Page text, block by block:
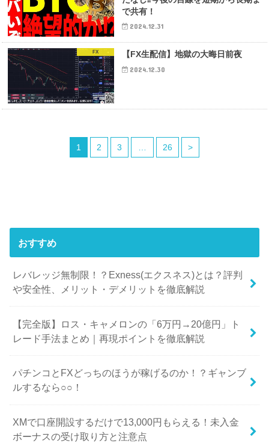
で共有！
2024.12.31
FX 【FX生配信】地獄の大晦日前夜
2024.12.30
1 2 3 26 >
おすすめ
レバレッジ無制限！？Exness(エクスネス)とは？評判
や安全性、メリット・デメリットを徹底解説
【完全版】ロス・キャメロンの「6万円→20億円」ト
レード手法まとめ｜再現ポイントを徹底解説
パチンコとFXどっちのほうが稼げるのか！？ギャンブ
ルするなら○○！
XMで口座開設するだけで13,000円もらえる！未入金
ボーナスの受け取り方と注意点